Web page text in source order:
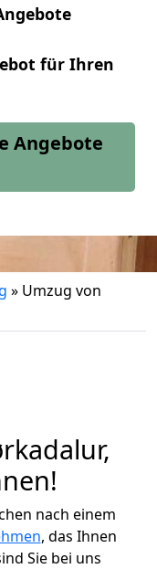
für Ihren
Angebote
» Umzug von
nach einem
, das Ihnen
Sie bei uns